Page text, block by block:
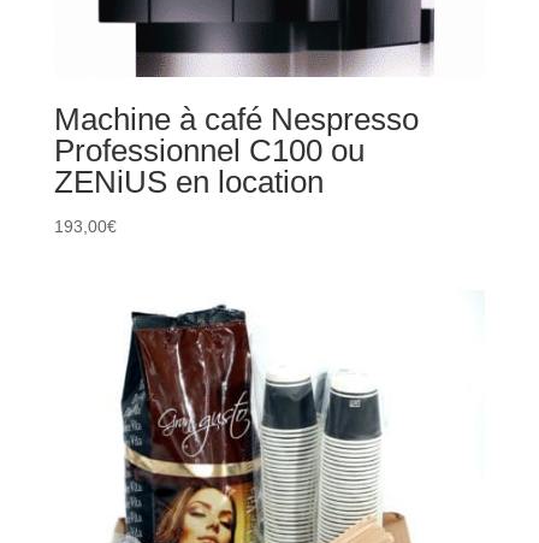
Machine à café Nespresso
Professionnel C100 ou
ZENiUS en location
193,00€